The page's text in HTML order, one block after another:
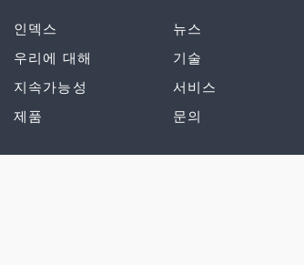
인덱스
우리에 대해
지속가능성
제품
뉴스
기술
서비스
문의